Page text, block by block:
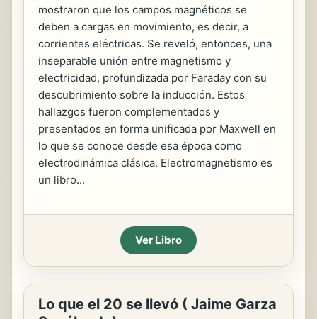
mostraron que los campos magnéticos se
deben a cargas en movimiento, es decir, a
corrientes eléctricas. Se reveló, entonces, una
inseparable unión entre magnetismo y
electricidad, profundizada por Faraday con su
descubrimiento sobre la inducción. Estos
hallazgos fueron complementados y
presentados en forma unificada por Maxwell en
lo que se conoce desde esa época como
electrodinámica clásica. Electromagnetismo es
un libro...
Ver Libro
Lo que el 20 se llevó ( Jaime Garza